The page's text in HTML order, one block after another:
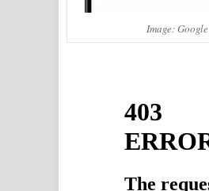
Image: Google